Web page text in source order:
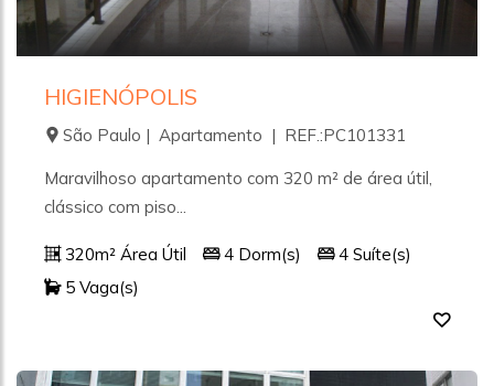
HIGIENÓPOLIS
São Paulo | Apartamento | REF.:PC101331
Maravilhoso apartamento com 320 m² de área útil,
clássico com piso...
320m² Área Útil 4 Dorm(s)
4 Suíte(s)
5 Vaga(s)